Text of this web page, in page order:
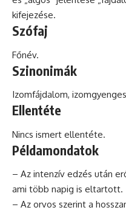
kifejezése.
Szófaj
Főnév.
Szinonimák
Izomfájdalom,
Ellentéte
Nincs ismert ellentéte.
Példamondatok
– Az intenzív edzés után
ami több napig is eltartott.
– Az orvos szerint a